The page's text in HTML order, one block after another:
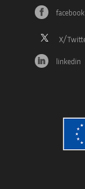
facebook
linkedin